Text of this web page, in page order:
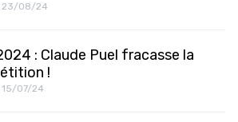
23/08/24
: Claude Puel fracasse la
!
15/07/24